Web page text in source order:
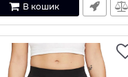
В кошик